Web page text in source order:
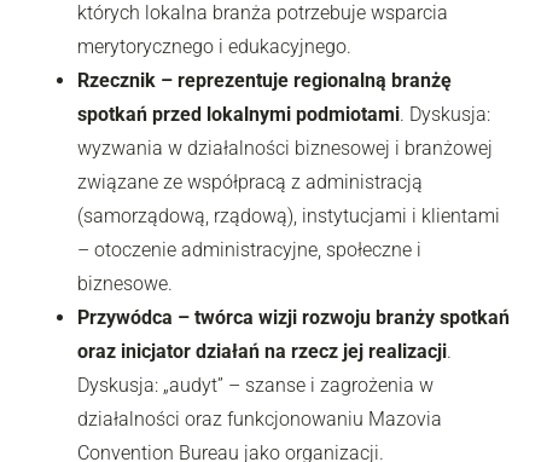
których lokalna branża potrzebuje wsparcia
merytorycznego i edukacyjnego.
Rzecznik – reprezentuje regionalną branżę
spotkań przed lokalnymi podmiotami. Dyskusja:
wyzwania w działalności biznesowej i branżowej
związane ze współpracą z administracją
(samorządową, rządową), instytucjami i klientami
– otoczenie administracyjne, społeczne i
biznesowe.
Przywódca – twórca wizji rozwoju branży spotkań
oraz inicjator działań na rzecz jej realizacji.
Dyskusja: „audyt” – szanse i zagrożenia w
działalności oraz funkcjonowaniu Mazovia
Convention Bureau jako organizacji.